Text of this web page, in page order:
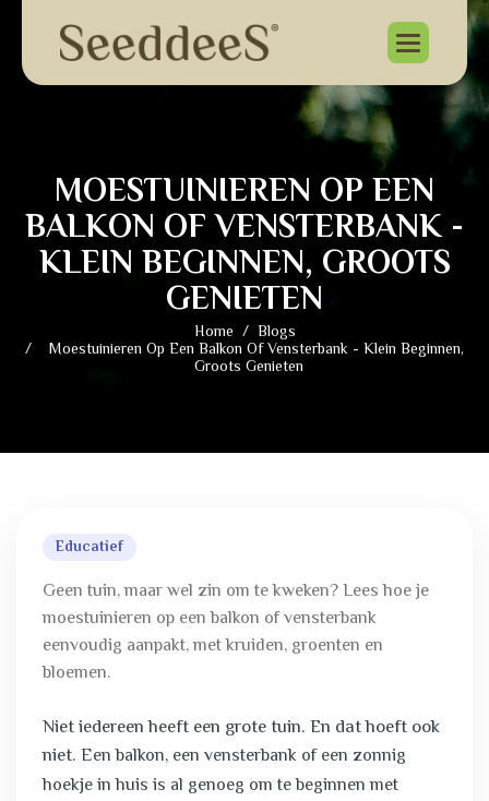
MOESTUINIEREN OPEEN
BALKON OFVENSTERBANK -
KLEIN BEGINNEN, GROOTS
GENIETEN
Home Blogs
Moestuinieren Op Een Balkon Of Vensterbank - Klein Beginnen,
Groots Genieten
Educatief
Geen tuin, maar wel zin om te kweken? Lees hoe je
moestuinieren op een balkon of vensterbank
eenvoudig aanpakt, met kruiden, groenten en
bloemen.
Niet iedereen heeft een grote tuin. En dat hoeft ook
niet. Een balkon, een vensterbank of een zonnig
hoekje in huis is al genoeg om te beginnen met